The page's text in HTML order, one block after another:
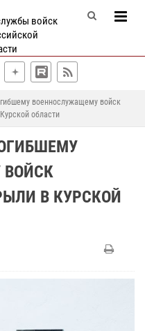
войск
военнослужащему войск
области
В КУРСКОЙ